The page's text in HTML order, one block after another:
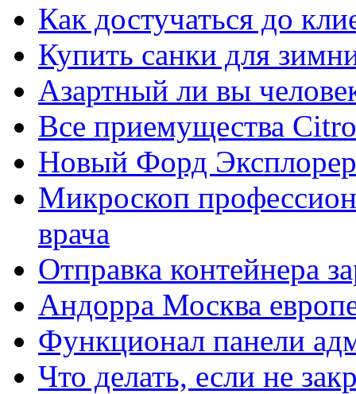
Как достучаться до
Купить санки для
Азартный ли вы
Все приемущества
Новый Форд
Микроскоп
врача
Отправка контейнера
Андорра Москва
Функционал панели
Что делать, если не